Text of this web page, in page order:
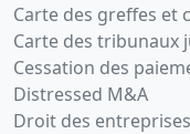
Carte des greffes et
Carte des tribunaux
Cessation des
Distressed M&A
Droit des